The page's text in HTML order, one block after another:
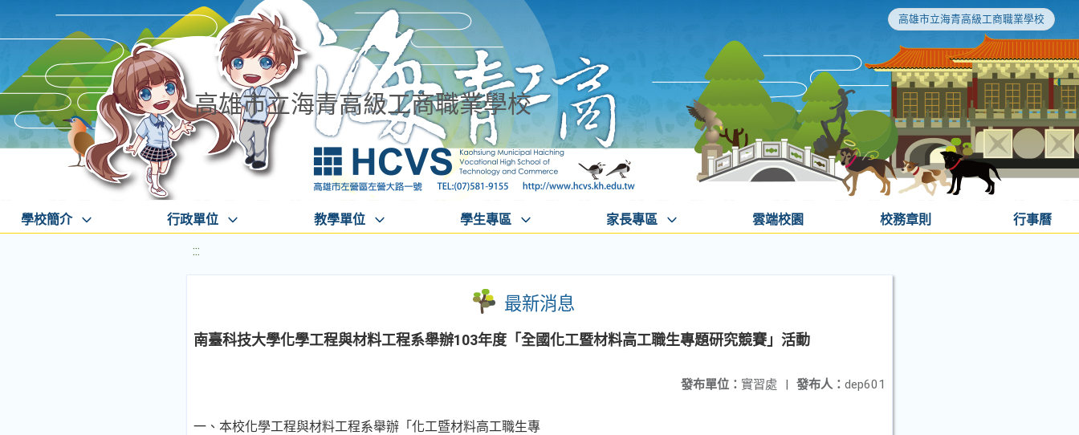
高雄市立海青高級工商職業學校
高雄市立海青高級工商職業學校
學校簡介 行政單位 教學單位 學生專區 家長專區 雲端校園 校務章則 行事曆
:::
最新消息
南臺科技大學化學工程與材料工程系舉辦103年度「全國化工暨材料高工職生專題研究競賽」活動
發布人： dep601
發布單位： 實習處 |
一、本校化學工程與材料工程系舉辦「化工暨材料高工職生專